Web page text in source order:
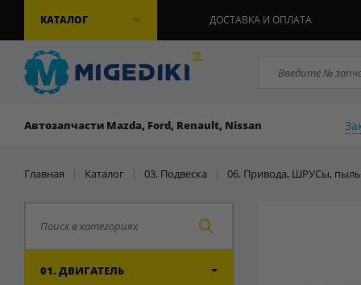
КАТАЛОГ ДОСТАВКА И ОПЛАТА
Автозапчасти Mazda, Ford, Renault, Nissan
Главная | Каталог | 03. Подвеска | 06. Привода, ШРУСы,
01. ДВИГАТЕЛЬ